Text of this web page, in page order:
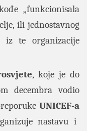
„funkcionisala
ili jednostavnog
iz te organizacije
, koje je do
decembra vodio
UNICEF-a
nastavu i